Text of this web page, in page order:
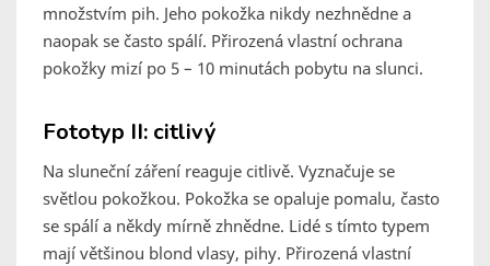
množstvím pih. Jeho pokožka nikdy nezhnědne a
naopak se často spálí. Přirozená vlastní ochrana
pokožky mizí po 5 – 10 minutách pobytu na slunci.
Fototyp II: citlivý
Na sluneční záření reaguje citlivě. Vyznačuje se
světlou pokožkou. Pokožka se opaluje pomalu, často
se spálí a někdy mírně zhnědne. Lidé s tímto typem
mají většinou blond vlasy, pihy. Přirozená vlastní